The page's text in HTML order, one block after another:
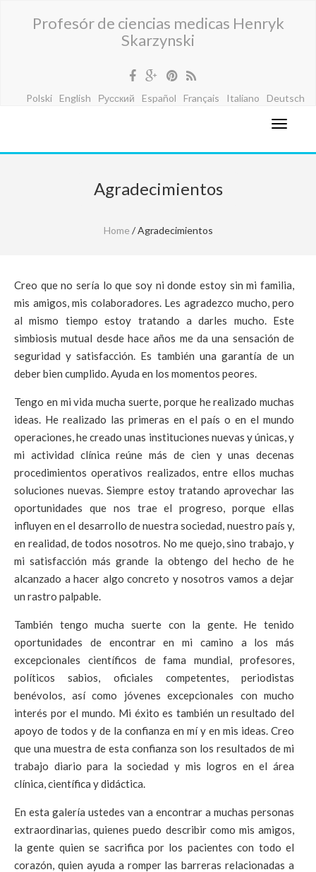
Profesór de ciencias medicas Henryk
Skarzynski
Polski English Русский Español Français Italiano Deutsch
Agradecimientos
Home / Agradecimientos
Creo que no sería lo que soy ni donde estoy sin mi familia,
mis amigos, mis colaboradores. Les agradezco mucho, pero
al mismo tiempo estoy tratando a darles mucho. Este
simbiosis mutual desde hace años me da una sensación de
seguridad y satisfacción. Es también una garantía de un
deber bien cumplido. Ayuda en los momentos peores.
Tengo en mi vida mucha suerte, porque he realizado muchas
ideas. He realizado las primeras en el país o en el mundo
operaciones, he creado unas instituciones nuevas y únicas, y
mi actividad clínica reúne más de cien y unas decenas
procedimientos operativos realizados, entre ellos muchas
soluciones nuevas. Siempre estoy tratando aprovechar las
oportunidades que nos trae el progreso, porque ellas
influyen en el desarrollo de nuestra sociedad, nuestro país y,
en realidad, de todos nosotros. No me quejo, sino trabajo, y
mi satisfacción más grande la obtengo del hecho de he
alcanzado a hacer algo concreto y nosotros vamos a dejar
un rastro palpable.
También tengo mucha suerte con la gente. He tenido
oportunidades de encontrar en mi camino a los más
excepcionales científicos de fama mundial, profesores,
políticos sabios, oficiales competentes, periodistas
benévolos, así como jóvenes excepcionales con mucho
interés por el mundo. Mi éxito es también un resultado del
apoyo de todos y de la confianza en mí y en mis ideas. Creo
que una muestra de esta confianza son los resultados de mi
trabajo diario para la sociedad y mis logros en el área
clínica, científica y didáctica.
En esta galería ustedes van a encontrar a muchas personas
extraordinarias, quienes puedo describir como mis amigos,
la gente quien se sacrifica por los pacientes con todo el
corazón, quien ayuda a romper las barreras relacionadas a